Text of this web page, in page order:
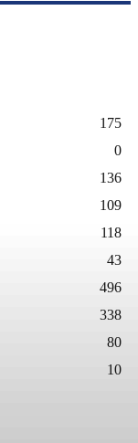
175
0
136
109
118
43
496
338
80
10